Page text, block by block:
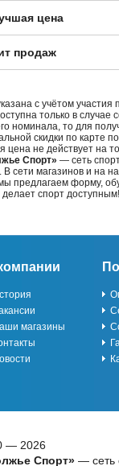
цена
продаж
с учётом
только в
номинала, то для
скидки по карте
цена не действует на
Спорт» — сеть
В сети магазинов и на
предлагаем форму,
делает спорт доступным!
магазины
— 2026
Спорт»— сеть